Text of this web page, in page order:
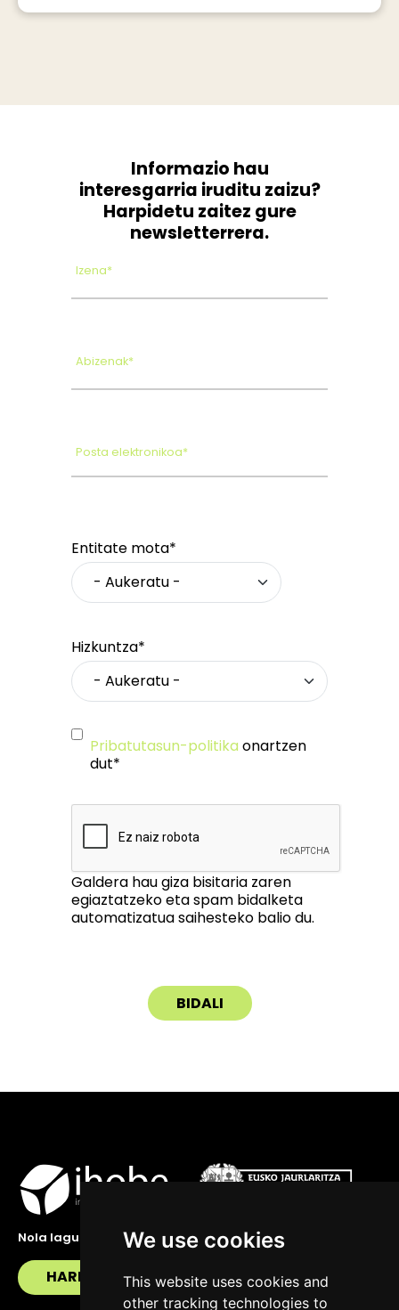
We use cookies
This website uses cookies and
other tracking technologies to
Informazio hau
interesgarria iruditu zaizu?
Harpidetu zaitez gure
newsletterrera.
Izena*
Abizenak*
Posta elektronikoa*
Entitate mota*
Hizkuntza*
Pribatutasun-politika onartzen
dut*
Galdera hau giza bisitaria zaren
egiaztatzeko eta spam bidalketa
automatizatua saihesteko balio du.
Nola lagundu zaitzakegu?
HARREMANETAN JARRI